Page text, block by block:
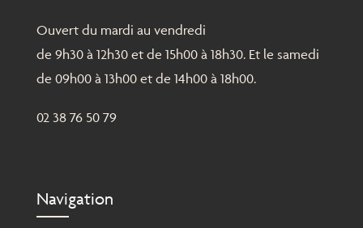
Ouvert du mardi au vendredi
de 9h30 à 12h30 et de 15h00 à 18h30. Et le samedi
de 09h00 à 13h00 et de 14h00 à 18h00.
02 38 76 50 79
Navigation